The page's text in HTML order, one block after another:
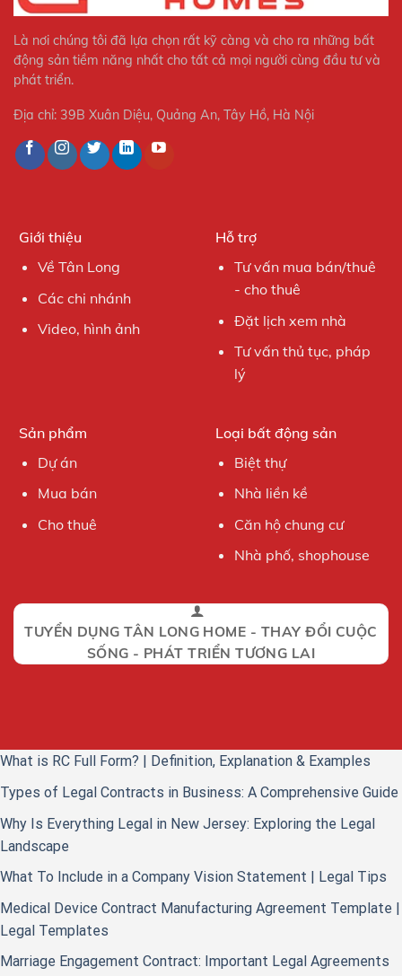
Là nơi chúng tôi đã lựa chọn rất kỹ càng và cho ra những bất
động sản tiềm năng nhất cho tất cả mọi người cùng đầu tư và
phát triển.
Địa chỉ: 39B Xuân Diệu, Quảng An, Tây Hồ, Hà Nội
Giới thiệu
Về Tân Long
Các chi nhánh
Video, hình ảnh
Hỗ trợ
Tư vấn mua bán/thuê
- cho thuê
Đặt lịch xem nhà
Tư vấn thủ tục, pháp
lý
Sản phẩm
Dự án
Mua bán
Cho thuê
Loại bất động sản
Biệt thự
Nhà liền kề
Căn hộ chung cư
Nhà phố, shophouse
TUYỂN DỤNG TÂN LONG HOME - THAY ĐỔI CUỘC
SỐNG - PHÁT TRIỂN TƯƠNG LAI
What is RC Full Form? | Definition, Explanation & Examples
Types of Legal Contracts in Business: A Comprehensive Guide
Why Is Everything Legal in New Jersey: Exploring the Legal
Landscape
What To Include in a Company Vision Statement | Legal Tips
Medical Device Contract Manufacturing Agreement Template |
Legal Templates
Marriage Engagement Contract: Important Legal Agreements